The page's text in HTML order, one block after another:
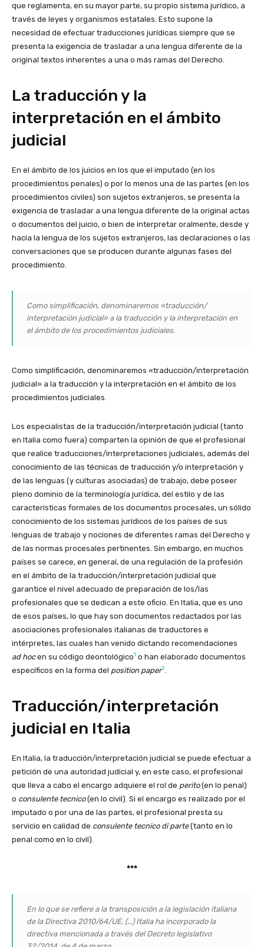
que reglamenta, en su mayor parte, su propio sistema jurídico, a
través de leyes y organismos estatales. Esto supone la
necesidad de efectuar traducciones jurídicas siempre que se
presenta la exigencia de trasladar a una lengua diferente de la
original textos inherentes a una o más ramas del Derecho.
La traducción y la
interpretación en el ámbito
judicial
En el ámbito de los juicios en los que el imputado (en los
procedimientos penales) o por lo menos una de las partes (en los
procedimientos civiles) son sujetos extranjeros, se presenta la
exigencia de trasladar a una lengua diferente de la original actas
o documentos del juicio, o bien de interpretar oralmente, desde y
hacia la lengua de los sujetos extranjeros, las declaraciones o las
conversaciones que se producen durante algunas fases del
procedimiento.
Como simplificación, denominaremos «traducción/
interpretación judicial» a la traducción y la interpretación en
el ámbito de los procedimientos judiciales.
Como simplificación, denominaremos «traducción/interpretación
judicial» a la traducción y la interpretación en el ámbito de los
procedimientos judiciales.
Los especialistas de la traducción/interpretación judicial (tanto
en Italia como fuera) comparten la opinión de que el profesional
que realice traducciones/interpretaciones judiciales, además del
conocimiento de las técnicas de traducción y/o interpretación y
de las lenguas (y culturas asociadas) de trabajo, debe poseer
pleno dominio de la terminología jurídica, del estilo y de las
características formales de los documentos procesales, un sólido
conocimiento de los sistemas jurídicos de los países de sus
lenguas de trabajo y nociones de diferentes ramas del Derecho y
de las normas procesales pertinentes. Sin embargo, en muchos
países se carece, en general, de una regulación de la profesión
en el ámbito de la traducción/interpretación judicial que
garantice el nivel adecuado de preparación de los/las
profesionales que se dedican a este oficio. En Italia, que es uno
de esos países, lo que hay son documentos redactados por las
asociaciones profesionales italianas de traductores e
intérpretes, las cuales han venido dictando recomendaciones
ad hocen su código deontológico1 o han elaborado documentos
específicos en la forma del position paper2
Traducción/interpretación
judicial en Italia
En Italia, la traducción/interpretación judicial se puede efectuar a
petición de una autoridad judicial y, en este caso, el profesional
que lleva a cabo el encargo adquiere el rol de perito(en lo penal)
o consulente tecnico(en lo civil). Si el encargo es realizado por el
imputado o por una de las partes, el profesional presta su
servicio en calidad de consulente tecnico di parte(tanto en lo
penal como en lo civil).
***
En lo que se refiere a la transposición a la legislación italiana
de la Directiva 2010/64/UE, (…) Italia ha incorporado la
directiva mencionada a través del Decreto legislativo